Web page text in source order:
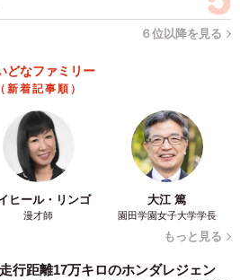
６位以降を見る
どなファミリー
（新着記事順）
ヒール・リンゴ
漫才師
大江 篤
園田学園女子大学学長
もっと見る
行距離17万キロのホンダレジェン